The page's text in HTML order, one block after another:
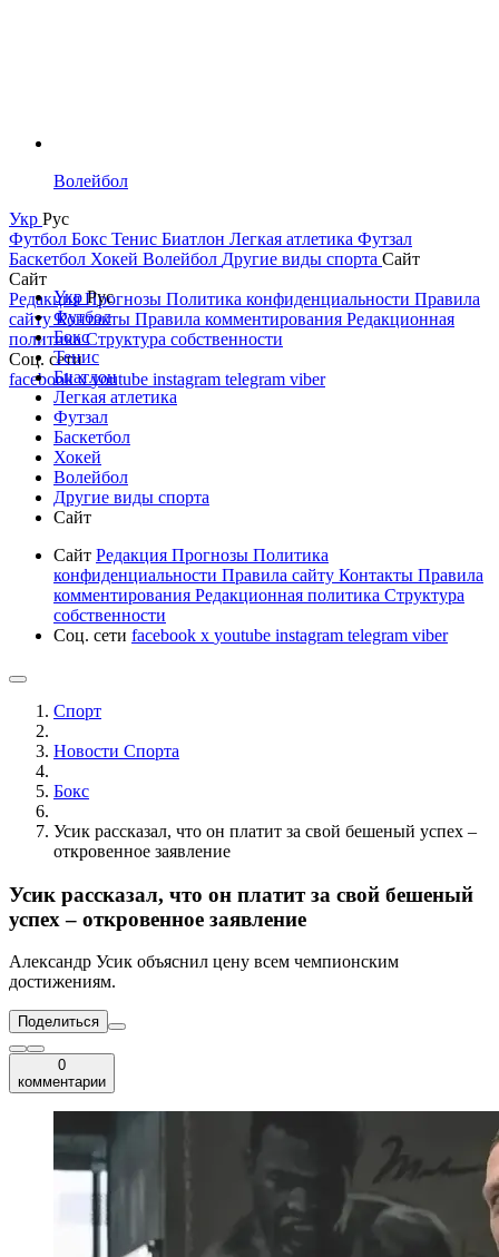
Волейбол
Укр Рус
Футбол Бокс Тенис Биатлон Легкая атлетика Футзал
Баскетбол Хокей Волейбол Другие виды спорта Сайт
Сайт
РедакцияПрогнозы Политика конфиденциальности Правила
сайтуКонтакты Правила комментирования Редакционная
политикаСтруктура собственности
Соц. сети
facebookxyoutube instagram telegram viber
УкрРус
Футбол
Бокс
Тенис
Биатлон
Легкая атлетика
Футзал
Баскетбол
Хокей
Волейбол
Другие виды спорта
Сайт
Сайт Редакция Прогнозы Политика
конфиденциальности Правила сайту Контакты Правила
комментирования Редакционная политика Структура
собственности
Соц. сети facebook x youtube instagram telegram viber
Спорт
Новости Cпорта
Бокс
Усик рассказал, что он платит за свой бешеный успех –
откровенное заявление
Усик рассказал, что он платит за свой бешеный
успех – откровенное заявление
Александр Усик объяснил цену всем чемпионским
достижениям.
Поделиться
0
комментарии